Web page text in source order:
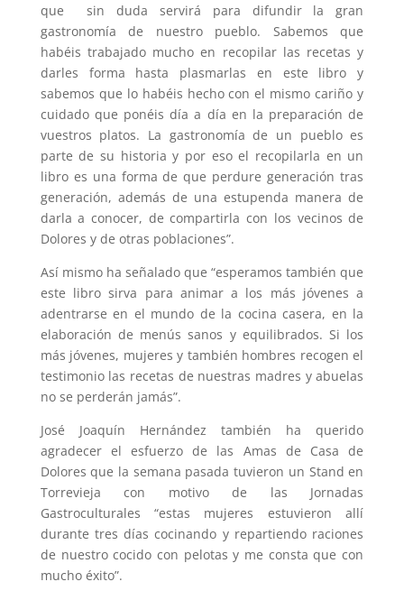
que sin duda servirá para difundir la gran
gastronomía de nuestro pueblo. Sabemos que
habéis trabajado mucho en recopilar las recetas y
darles forma hasta plasmarlas en este libro y
sabemos que lo habéis hecho con el mismo cariño y
cuidado que ponéis día a día en la preparación de
vuestros platos. La gastronomía de un pueblo es
parte de su historia y por eso el recopilarla en un
libro es una forma de que perdure generación tras
generación, además de una estupenda manera de
darla a conocer, de compartirla con los vecinos de
Dolores y de otras poblaciones”.
Así mismo ha señalado que “esperamos también que
este libro sirva para animar a los más jóvenes a
adentrarse en el mundo de la cocina casera, en la
elaboración de menús sanos y equilibrados. Si los
más jóvenes, mujeres y también hombres recogen el
testimonio las recetas de nuestras madres y abuelas
no se perderán jamás”.
José Joaquín Hernández también ha querido
agradecer el esfuerzo de las Amas de Casa de
Dolores que la semana pasada tuvieron un Stand en
Torrevieja con motivo de las Jornadas
Gastroculturales “estas mujeres estuvieron allí
durante tres días cocinando y repartiendo raciones
de nuestro cocido con pelotas y me consta que con
mucho éxito”.